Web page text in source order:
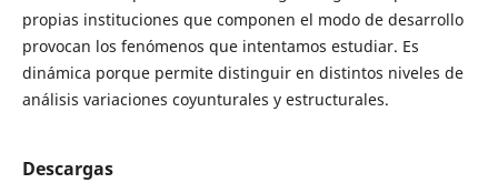
propias instituciones que componen el modo de desarrollo
provocan los fenómenos que intentamos estudiar. Es
dinámica porque permite distinguir en distintos niveles de
análisis variaciones coyunturales y estructurales.
Descargas